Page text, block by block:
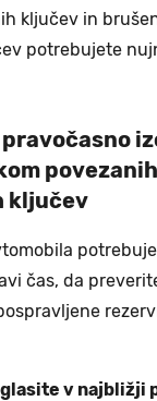
ključev in
potrebujete
pravočasno
ključev
čas, da
v najbližji